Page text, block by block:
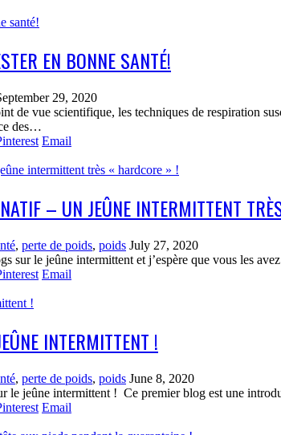
EN BONNE SANTÉ!
29, 2020
de vue scientifique, les techniques de respiration
des…
Email
– UN JEÛNE INTERMITTENT
, perte de poids, poids July 27, 2020
sur le jeûne intermittent et j’espère que vous les
Email
INTERMITTENT !
, perte de poids, poids June 8, 2020
le jeûne intermittent ! Ce premier blog est une
Email